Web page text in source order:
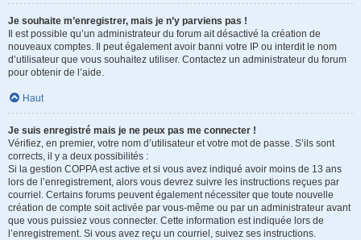
Je souhaite m’enregistrer, mais je n’y parviens pas !
Il est possible qu’un administrateur du forum ait désactivé la création de
nouveaux comptes. Il peut également avoir banni votre IP ou interdit le nom
d’utilisateur que vous souhaitez utiliser. Contactez un administrateur du forum
pour obtenir de l’aide.
Haut
Je suis enregistré mais je ne peux pas me connecter !
Vérifiez, en premier, votre nom d’utilisateur et votre mot de passe. S’ils sont
corrects, il y a deux possibilités :
Si la gestion COPPA est active et si vous avez indiqué avoir moins de 13 ans
lors de l’enregistrement, alors vous devrez suivre les instructions reçues par
courriel. Certains forums peuvent également nécessiter que toute nouvelle
création de compte soit activée par vous-même ou par un administrateur avant
que vous puissiez vous connecter. Cette information est indiquée lors de
l’enregistrement. Si vous avez reçu un courriel, suivez ses instructions.